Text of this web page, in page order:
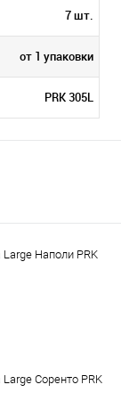
7 шт.
от 1 упаковки
PRK 305L
Наполи PRK
Соренто PRK